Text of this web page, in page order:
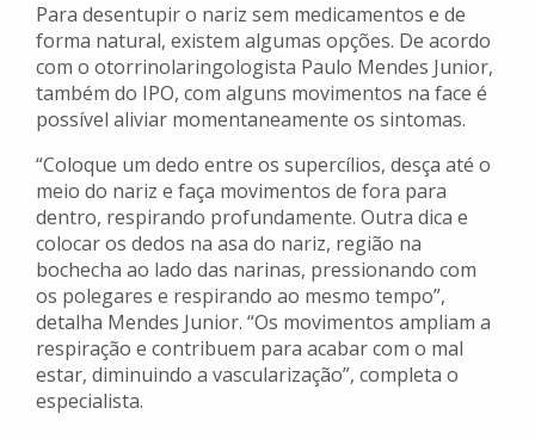
Para desentupir o nariz sem medicamentos e de
forma natural, existem algumas opções. De acordo
com o otorrinolaringologista Paulo Mendes Junior,
também do IPO, com alguns movimentos na face é
possível aliviar momentaneamente os sintomas.
“Coloque um dedo entre os supercílios, desça até o
meio do nariz e faça movimentos de fora para
dentro, respirando profundamente. Outra dica e
colocar os dedos na asa do nariz, região na
bochecha ao lado das narinas, pressionando com
os polegares e respirando ao mesmo tempo”,
detalha Mendes Junior. “Os movimentos ampliam a
respiração e contribuem para acabar com o mal
estar, diminuindo a vascularização”, completa o
especialista.